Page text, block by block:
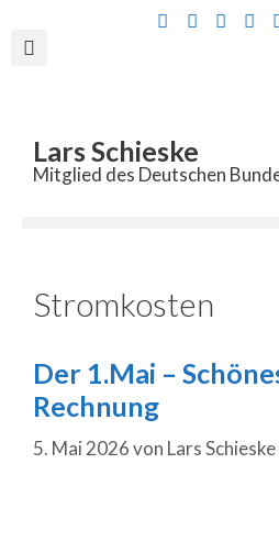
Lars Schieske
Mitglied des Deutschen
Stromkosten
Der 1.Mai –
Rechnung
5. Mai 2026von Lars Schieske